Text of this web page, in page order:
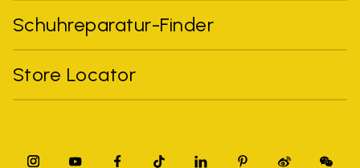
Schuhreparatur-Finder
Store Locator